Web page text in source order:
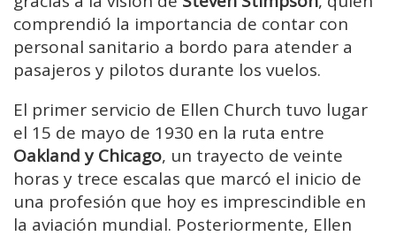
comprendió la importancia de contar con
personal sanitario a bordo para atender a
pasajeros y pilotos durante los vuelos.
El primer servicio de Ellen Church tuvo lugar
el 15 de mayo de 1930 en la ruta entre
Oakland y Chicago, un trayecto de veinte
horas y trece escalas que marcó el inicio de
una profesión que hoy es imprescindible en
la aviación mundial. Posteriormente, Ellen